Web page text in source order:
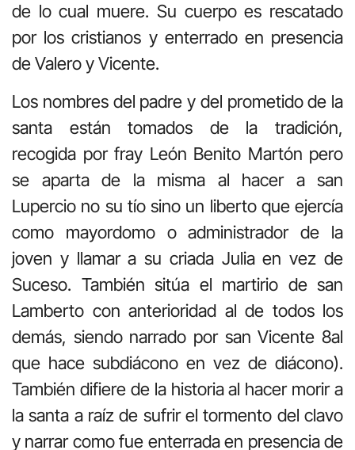
de lo cual muere. Su cuerpo es rescatado
por los cristianos y enterrado en presencia
de Valero y Vicente.
Los nombres del padre y del prometido de la
santa están tomados de la tradición,
recogida por fray León Benito Martón pero
se aparta de la misma al hacer a san
Lupercio no su tío sino un liberto que ejercía
como mayordomo o administrador de la
joven y llamar a su criada Julia en vez de
Suceso. También sitúa el martirio de san
Lamberto con anterioridad al de todos los
demás, siendo narrado por san Vicente 8al
que hace subdiácono en vez de diácono).
También difiere de la historia al hacer morir a
la santa a raíz de sufrir el tormento del clavo
y narrar como fue enterrada en presencia de